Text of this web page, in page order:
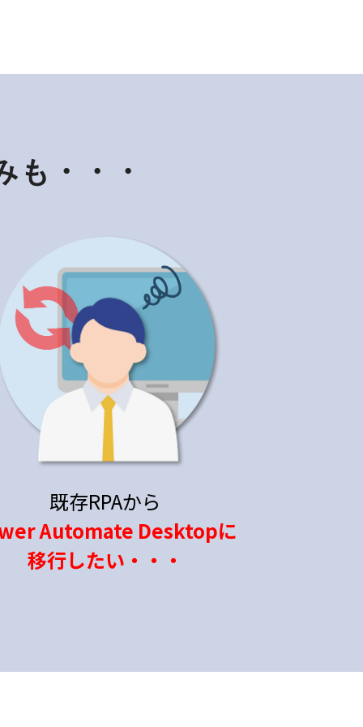
・・・
既存RPAから
Automate Desktopに
移行したい・・・